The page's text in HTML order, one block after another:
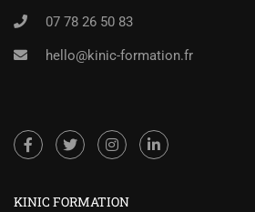
07 78 26 50 83
hello@kinic-formation.fr
KINIC FORMATION